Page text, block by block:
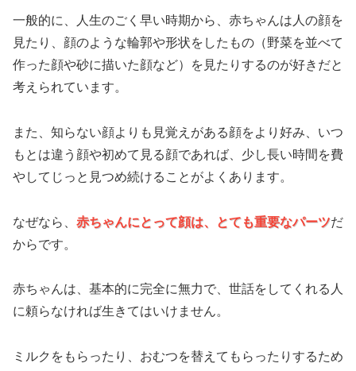
一般的に、人生のごく早い時期から、赤ちゃんは人の顔を
見たり、顔のような輪郭や形状をしたもの（野菜を並べて
作った顔や砂に描いた顔など）を見たりするのが好きだと
考えられています。
また、知らない顔よりも見覚えがある顔をより好み、いつ
もとは違う顔や初めて見る顔であれば、少し長い時間を費
やしてじっと見つめ続けることがよくあります。
なぜなら、 赤ちゃんにとって顔は、とても重要なパーツだ
からです。
赤ちゃんは、基本的に完全に無力で、世話をしてくれる人
に頼らなければ生きてはいけません。
ミルクをもらったり、おむつを替えてもらったりするため